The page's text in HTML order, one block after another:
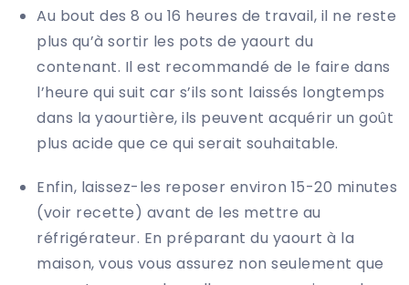
Au bout des 8 ou 16 heures de travail, il ne reste
plus qu’à sortir les pots de yaourt du
contenant. Il est recommandé de le faire dans
l’heure qui suit car s’ils sont laissés longtemps
dans la yaourtière, ils peuvent acquérir un goût
plus acide que ce qui serait souhaitable.
Enfin, laissez-les reposer environ 15-20 minutes
(voir recette) avant de les mettre au
réfrigérateur. En préparant du yaourt à la
maison, vous vous assurez non seulement que